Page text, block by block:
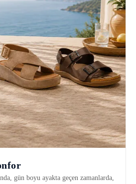
gün boyu ayakta geçen zamanlarda,